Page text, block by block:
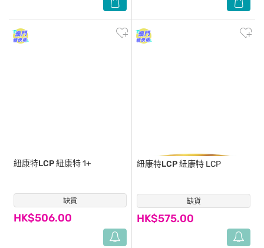
缺貨
紐康特LCP紐康特 1+
HK$506.00
(6) 缺貨
紐康特LCP紐康特 LCP
HK$575.00
(0)